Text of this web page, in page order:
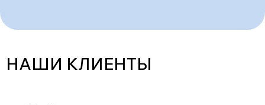
НАШИ КЛИЕНТЫ